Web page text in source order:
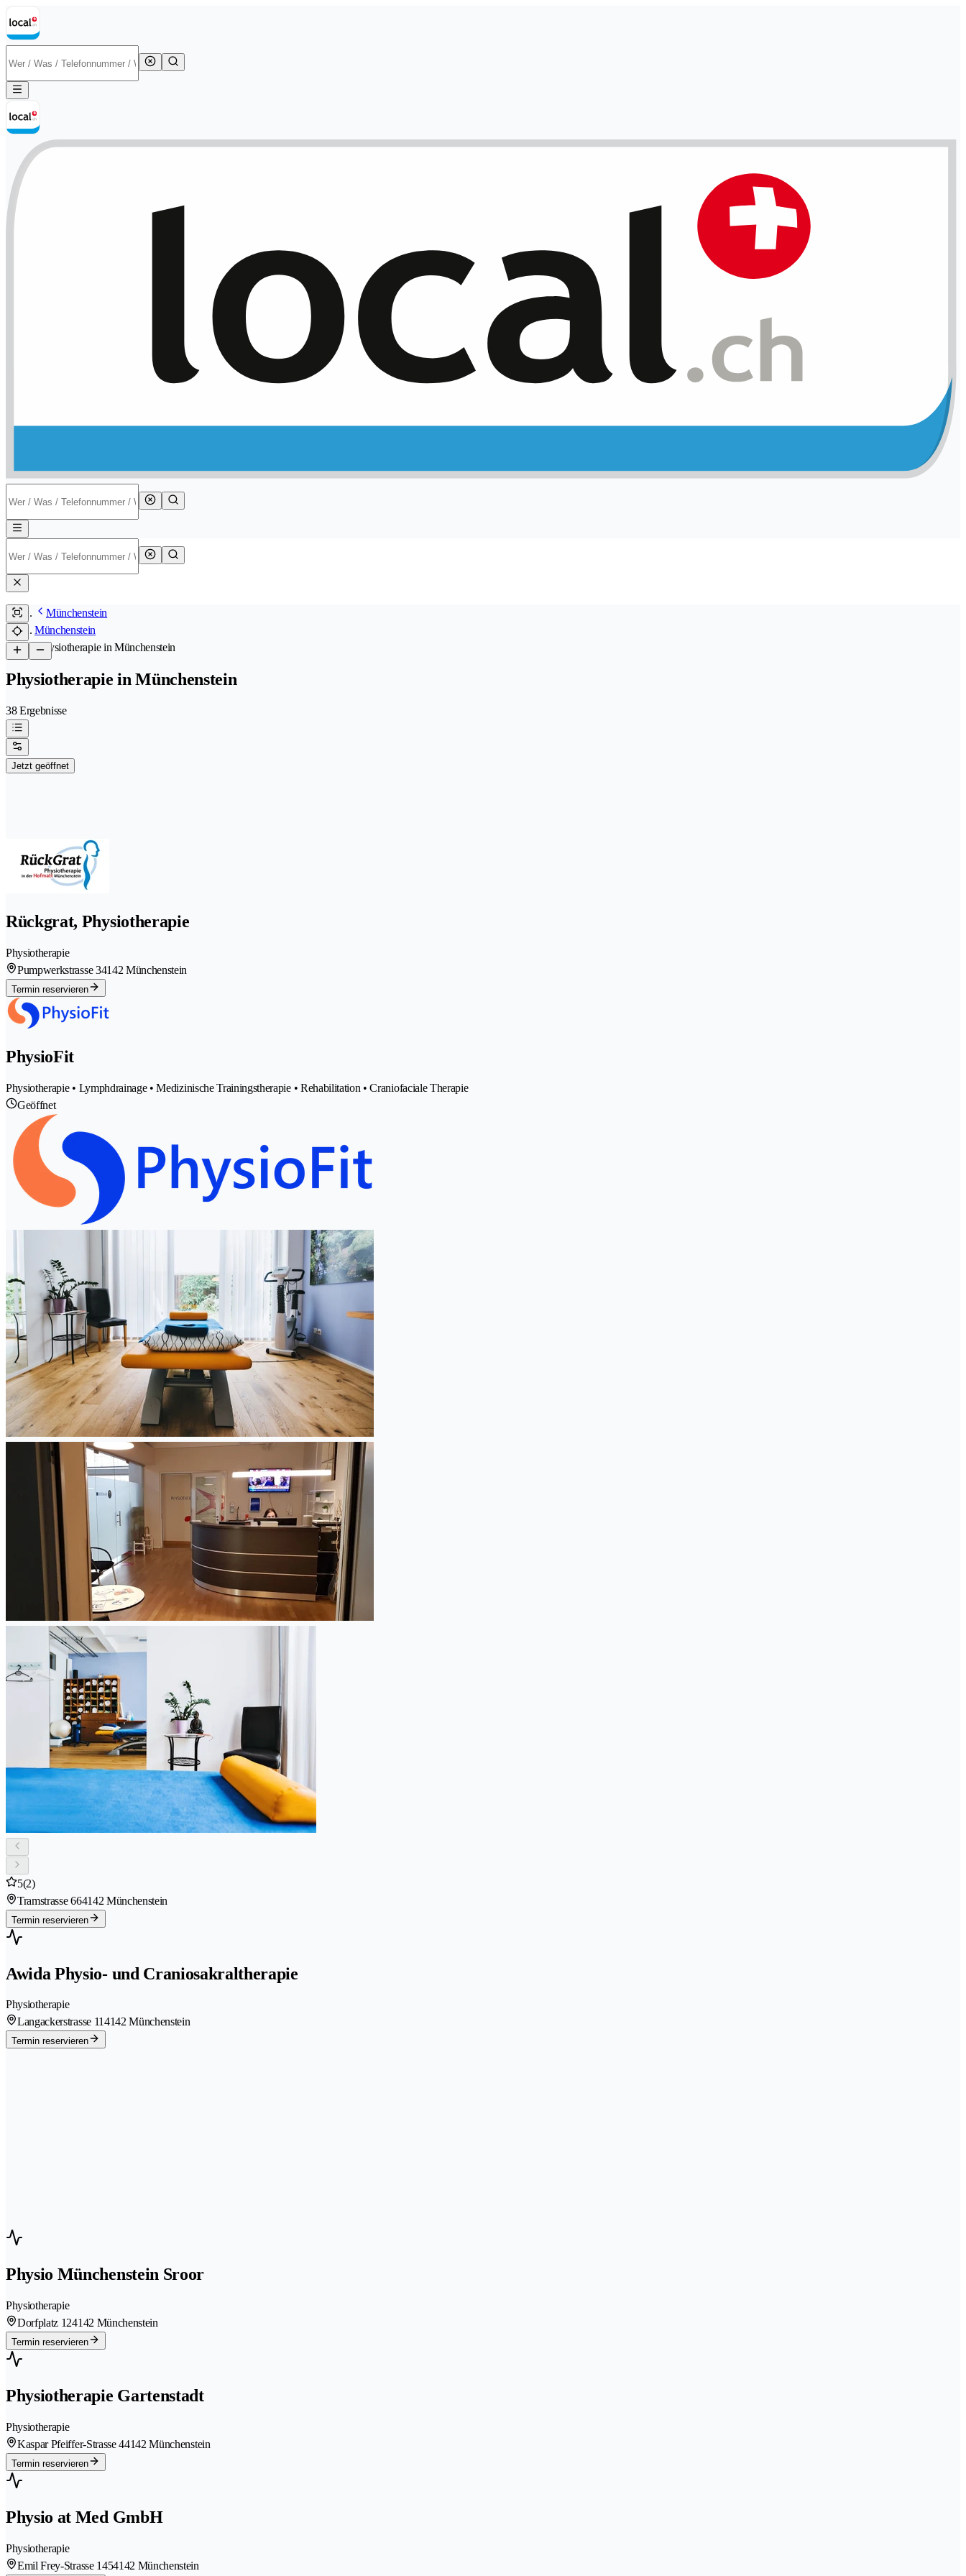
Münchenstein
Münchenstein
/Physiotherapie in Münchenstein
Physiotherapie in Münchenstein
38 Ergebnisse
Jetzt geöffnet
Rückgrat, Physiotherapie
Physiotherapie
Pumpwerkstrasse 34142 Münchenstein
Termin reservieren
PhysioFit
Physiotherapie • Lymphdrainage • Medizinische Trainingstherapie • Rehabilitation • Craniofaciale Therapie
Geöffnet
5(2)
Tramstrasse 664142 Münchenstein
Termin reservieren
Awida Physio- und Craniosakraltherapie
Physiotherapie
Langackerstrasse 114142 Münchenstein
Termin reservieren
Physio Münchenstein Sroor
Physiotherapie
Dorfplatz 124142 Münchenstein
Termin reservieren
Physiotherapie Gartenstadt
Physiotherapie
Kaspar Pfeiffer-Strasse 44142 Münchenstein
Termin reservieren
Physio at Med GmbH
Physiotherapie
Emil Frey-Strasse 1454142 Münchenstein